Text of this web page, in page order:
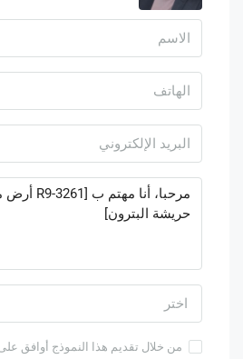
اختر
من خلال تقديم هذا النموذج أوافق